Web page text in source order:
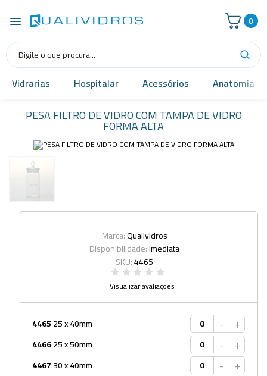
0
Vidrarias Hospitalar Acessórios Anatomia
PESA FILTRO DE VIDRO COM TAMPA DE VIDRO
FORMA ALTA
Marca:Qualividros
Disponibilidade:Imediata
SKU:4465
Visualizar avaliações
446525 x 40mm - +
446625 x 50mm - +
446730 x 40mm - +